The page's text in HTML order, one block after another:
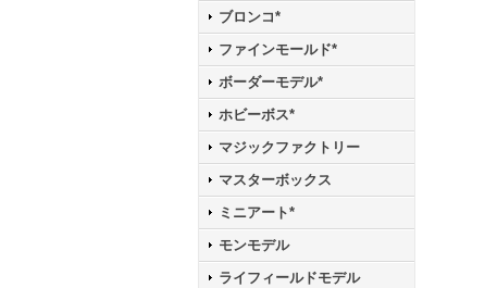
ブロンコ*
ファインモールド*
ボーダーモデル*
ホビーボス*
マジックファクトリー
マスターボックス
ミニアート*
モンモデル
ライフィールドモデル